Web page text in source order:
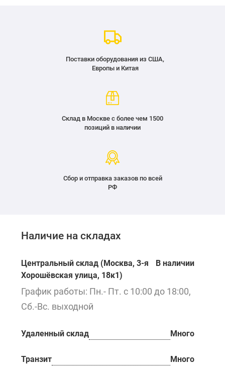
Поставки оборудования из США,
Европы и Китая
Склад в Москве с более чем 1500
позиций в наличии
Сбор и отправка заказов по всей
РФ
Наличие на складах
Центральный склад (Москва, 3-я
Хорошёвская улица, 18к1)
В наличии
График работы: Пн.- Пт. с 10:00 до 18:00,
Сб.-Вс. выходной
Удаленный склад Много
Транзит Много